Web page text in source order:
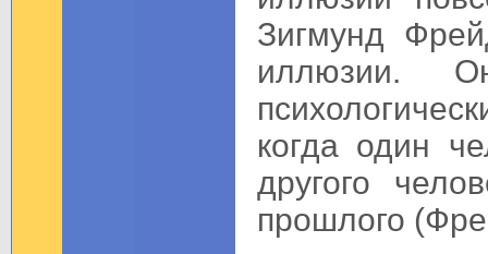
Зигмунд
иллюзии.
когда один
другого
прошлого